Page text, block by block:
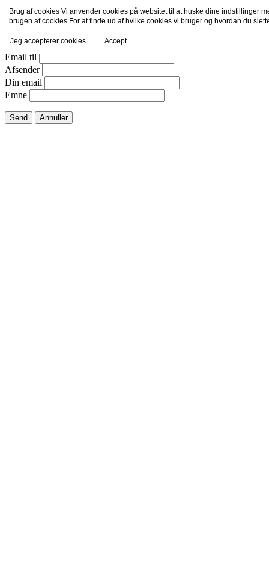
Email dette link til en ven.
Luk vindue
Email til
Afsender
Din email
Emne
Send Annuller
Brug af cookies Vi anvender cookies på websitet til at huske dine indstillinger
brugen af cookies.For at finde ud af hvilke cookies vi bruger og hvordan du
Jeg accepterer cookies. Accept